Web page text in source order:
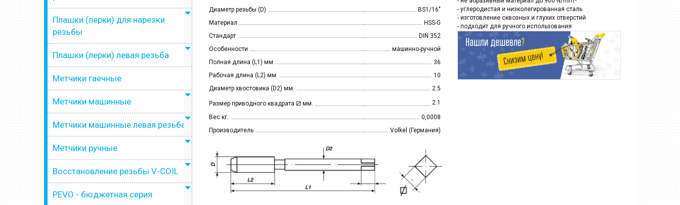
Плашки (лерки) для нарезки
резьбы
Плашки (лерки) левая резьба
Метчики гаечные
Метчики машинные
Метчики машинные левая резьба
Метчики ручные
Восстановление резьбы V-COIL
PEVO - бюджетная серия
Диаметр резьбы (D)
BS1/16"
Материал
HSS-G
Стандарт
DIN 352
Особенности
машинно-ручной
Полная длина (L1) мм.
36
Рабочая длина (L2) мм.
10
Диаметр хвостовика (D2) мм.
2.5
Размер приводного квадрата ⧄мм. 2.1
Вес кг.
0,0008
Производитель
Volkel (Германия)
- углеродистая и низколегированная сталь
- изготовление сквозных и глухих отверстий
- подходит для ручного использования